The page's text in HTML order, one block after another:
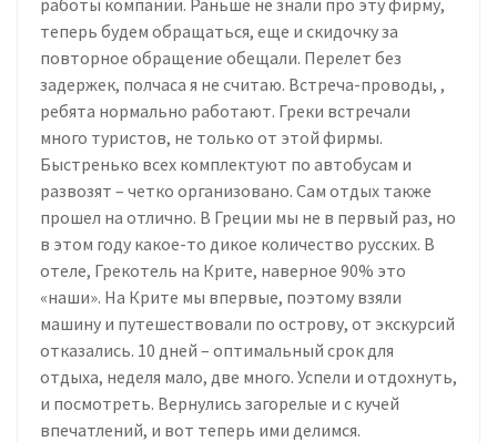
теперь будем обращаться, еще и скидочку за
повторное обращение обещали. Перелет без
задержек, полчаса я не считаю. Встреча-проводы, ,
ребята нормально работают. Греки встречали
много туристов, не только от этой фирмы.
Быстренько всех комплектуют по автобусам и
развозят – четко организовано. Сам отдых также
прошел на отлично. В Греции мы не в первый раз, но
в этом году какое-то дикое количество русских. В
отеле, Грекотель на Крите, наверное 90% это
«наши». На Крите мы впервые, поэтому взяли
машину и путешествовали по острову, от экскурсий
отказались. 10 дней – оптимальный срок для
отдыха, неделя мало, две много. Успели и отдохнуть,
и посмотреть. Вернулись загорелые и с кучей
впечатлений, и вот теперь ими делимся.